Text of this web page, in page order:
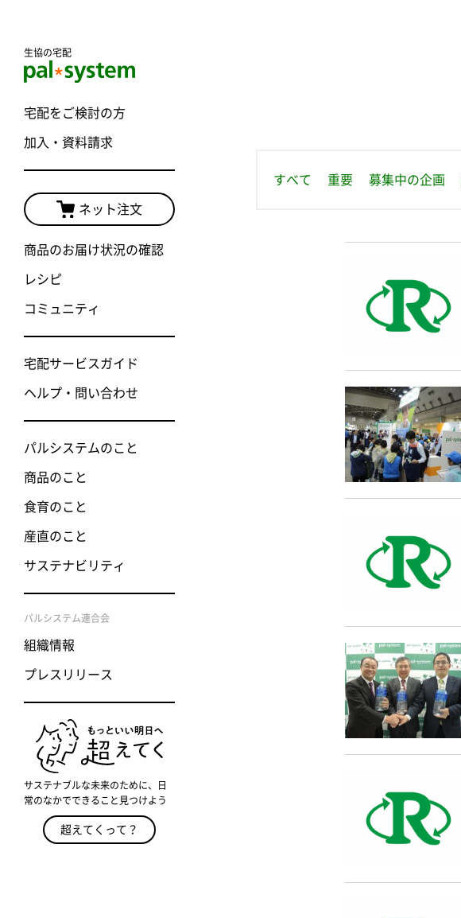
生協の宅配
宅配をご検討の方
加入・資料請求
ネット注文
商品のお届け状況の確認
レシピ
コミュニティ
宅配サービスガイド
ヘルプ・問い合わせ
パルシステムのこと
商品のこと
食育のこと
産直のこと
サステナビリティ
パルシステム連合会
組織情報
プレスリリース
サステナブルな未来のために、日
常のなかでできること見つけよう
超えてくって？
すべて 重要 募集中の企画